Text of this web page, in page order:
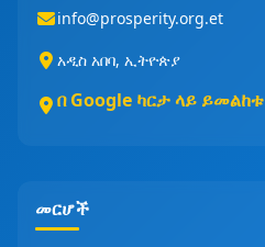
info@prosperity.org.et
አዲስ አበባ, ኢትዮጵያ
በ Google ካርታ ላይ ይመልከቱ
መርሆች